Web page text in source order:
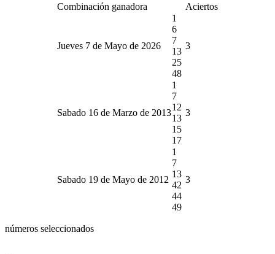
Combinación ganadora Aciertos
Jueves 7 de Mayo de 2026
1
6
7
13
25
48
3
Sabado 16 de Marzo de 2013
1
7
12
13
15
17
3
Sabado 19 de Mayo de 2012
1
7
13
42
44
49
3
números seleccionados